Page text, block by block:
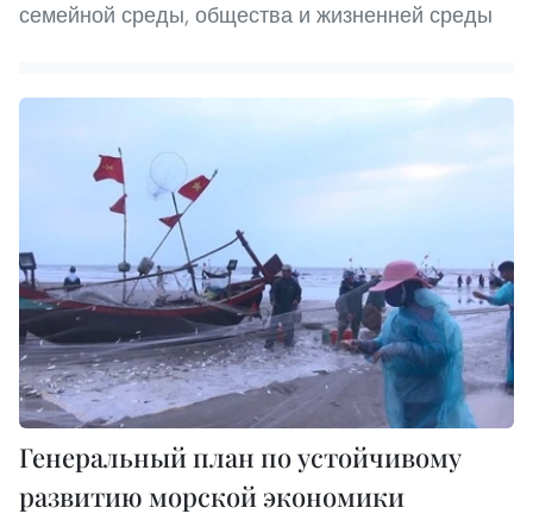
семейной среды, общества и жизненней среды
Генеральный план по устойчивому
развитию морской экономики